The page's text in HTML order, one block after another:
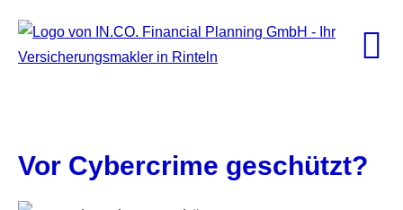
Vor Cybercrime geschützt?